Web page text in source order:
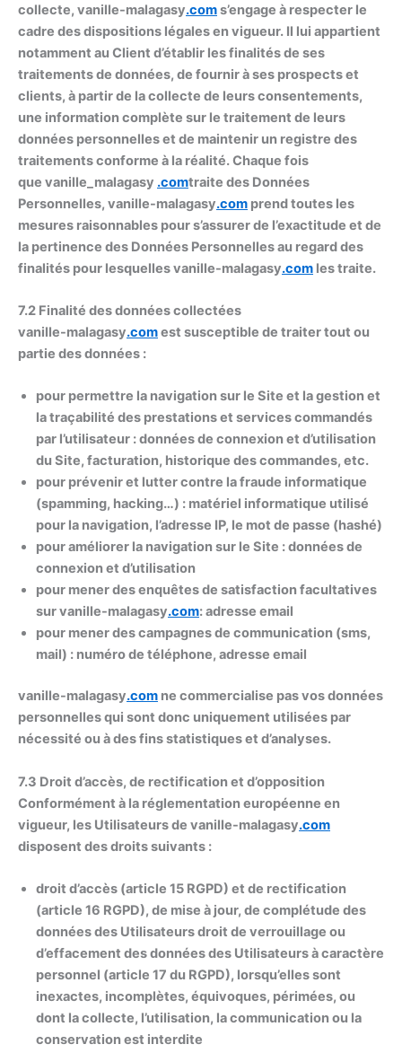
collecte, vanille-malagasy.coms’engage à respecter le
cadre des dispositions légales en vigueur. Il lui appartient
notamment au Client d’établir les finalités de ses
traitements de données, de fournir à ses prospects et
clients, à partir de la collecte de leurs consentements,
une information complète sur le traitement de leurs
données personnelles et de maintenir un registre des
traitements conforme à la réalité. Chaque fois
que vanille_malagasy .comtraite des Données
Personnelles, vanille-malagasy.com prend toutes les
mesures raisonnables pour s’assurer de l’exactitude et de
la pertinence des Données Personnelles au regard des
finalités pour lesquelles vanille-malagasy.com les traite.
7.2 Finalité des données collectées
vanille-malagasy.comest susceptible de traiter tout ou
partie des données :
pour permettre la navigation sur le Site et la gestion et
la traçabilité des prestations et services commandés
par l’utilisateur : données de connexion et d’utilisation
du Site, facturation, historique des commandes, etc.
pour prévenir et lutter contre la fraude informatique
(spamming, hacking…) : matériel informatique utilisé
pour la navigation, l’adresse IP, le mot de passe (hashé)
pour améliorer la navigation sur le Site : données de
connexion et d’utilisation
pour mener des enquêtes de satisfaction facultatives
sur vanille-malagasy.com: adresse email
pour mener des campagnes de communication (sms,
mail) : numéro de téléphone, adresse email
vanille-malagasy.com ne commercialise pas vos données
personnelles qui sont donc uniquement utilisées par
nécessité ou à des fins statistiques et d’analyses.
7.3 Droit d’accès, de rectification et d’opposition
Conformément à la réglementation européenne en
vigueur, les Utilisateurs de vanille-malagasy.com
disposent des droits suivants :
droit d’accès (article 15 RGPD) et de rectification
(article 16 RGPD), de mise à jour, de complétude des
données des Utilisateurs droit de verrouillage ou
d’effacement des données des Utilisateurs à caractère
personnel (article 17 du RGPD), lorsqu’elles sont
inexactes, incomplètes, équivoques, périmées, ou
dont la collecte, l’utilisation, la communication ou la
conservation est interdite